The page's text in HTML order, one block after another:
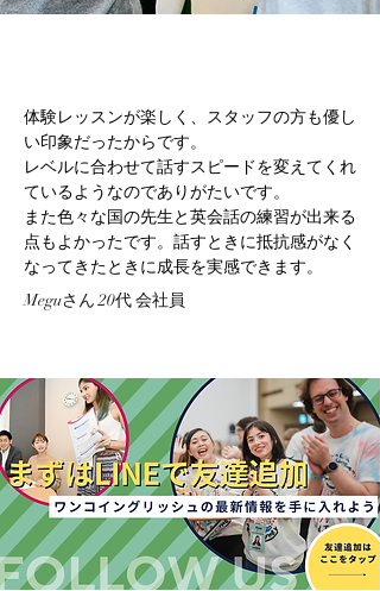
体験レッスンが楽しく、スタッフの方も優し
い印象だったからです。
レベルに合わせて話すスピードを変えてくれ
ているようなのでありがたいです。
また色々な国の先生と英会話の練習が出来る
点もよかったです。話すときに抵抗感がなく
なってきたときに成長を実感できます。
Meguさん 20代 会社員